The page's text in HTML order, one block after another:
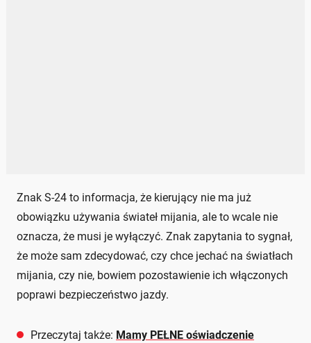
Znak S-24 to informacja, że kierujący nie ma już
obowiązku używania świateł mijania, ale to wcale nie
oznacza, że musi je wyłączyć. Znak zapytania to sygnał,
że może sam zdecydować, czy chce jechać na światłach
mijania, czy nie, bowiem pozostawienie ich włączonych
poprawi bezpieczeństwo jazdy.
Przeczytaj także: Mamy PEŁNE oświadczenie